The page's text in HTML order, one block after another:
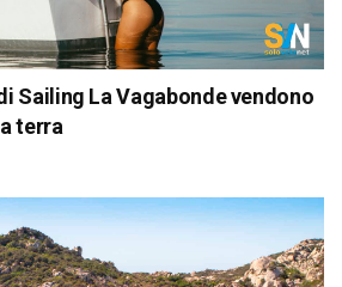
Sailing La Vagabonde vendono
terra